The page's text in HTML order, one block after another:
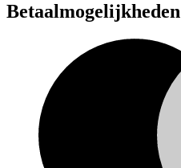
Betaalmogelijkheden